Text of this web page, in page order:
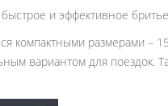
и эффективное
компактными размерами –
вариантом для поездок.